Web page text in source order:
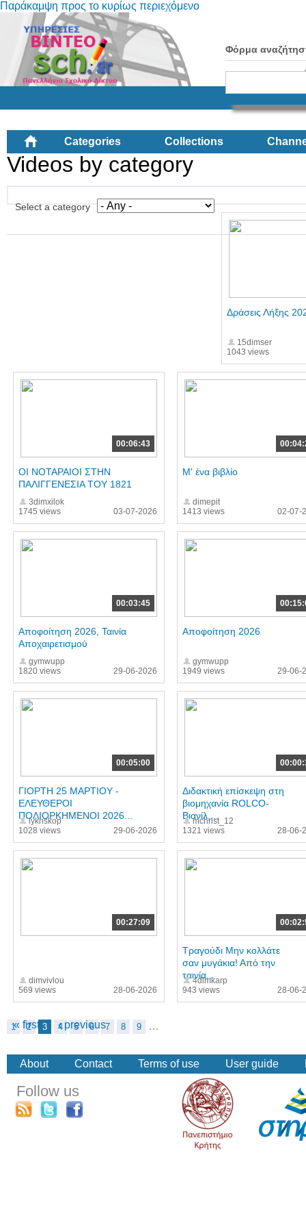
Παράκαμψη προς το κυρίως περιεχόμενο
Φόρμα
Categories Collections
Videos by category
Select a category
1043 views
Δράσεις Λήξης
15dimser
00:06:43
1745 views
ΟΙ ΝΟΤΑΡΑΙΟΙ ΣΤΗΝ
ΠΑΛΙΓΓΕΝΕΣΙΑ ΤΟΥ 1821
3dimxilok
03-07-2026
1413 views
Μ' ένα βιβλίο
dimepit
02-07-
00:03:45
1820 views
Αποφοίτηση 2026, Ταινία
Αποχαιρετισμού
gymwupp
29-06-2026
1949 views
Αποφοίτηση 2026
gymwupp
29-06-
00:05:00
1028 views
ΓΙΟΡΤΗ 25 ΜΑΡΤΙΟΥ -
ΕΛΕΥΘΕΡΟΙ
ΠΟΛΙΟΡΚΗΜΕΝΟΙ 2026...
lyknskop
29-06-2026
1321 views
Διδακτική επίσκεψη στη
βιομηχανία ROLCO-
Βιανίλ,...
mchrist_12
28-06-
00:27:09
569 views
dimvivlou
28-06-2026
943 views
Τραγούδι Μην κολλάτε
σαν μυγάκια! Από την
ταινία...
4dimkarp
28-06-
« first ‹ previous
1 2 3 4 5 6 7 8 9 …
About Contact Terms of use User guide
Follow us